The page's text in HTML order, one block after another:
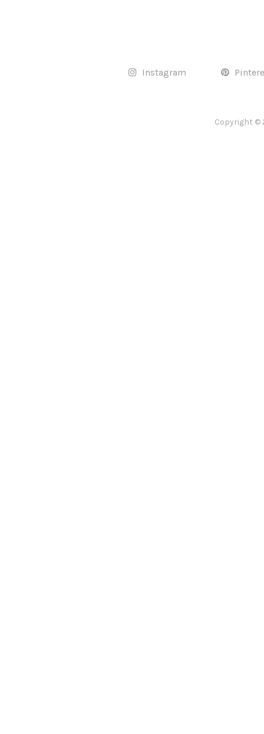
Instagram
Copyright ©